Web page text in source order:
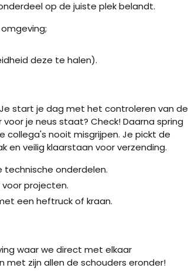
op de juiste plek belandt.
deze te halen).
start je dag met het controleren van de
je neus staat? Check! Daarna spring
collega's nooit misgrijpen. Je pickt de
en veilig klaarstaan voor verzending.
technische onderdelen.
projecten.
een heftruck of kraan.
waar we direct met elkaar
zijn allen de schouders eronder!